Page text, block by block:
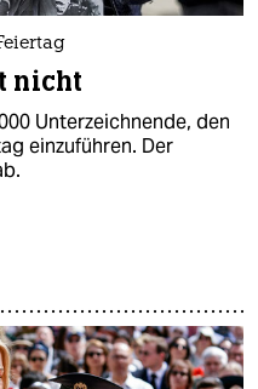
nicht
Unterzeichnende, den
einzuführen. Der